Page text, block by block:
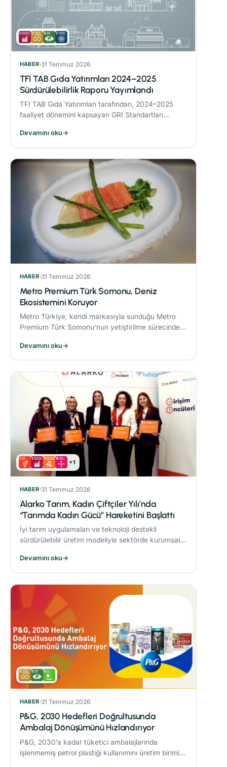
HABER 31 Temmuz 2026
TFI TAB Gıda Yatırımları 2024–2025
Sürdürülebilirlik Raporu Yayımlandı
TFI TAB Gıda Yatırımları tarafından, 2024–2025
faaliyet dönemini kapsayan GRI Standartları
Devamını oku→
HABER 31 Temmuz 2026
Metro Premium Türk Somonu, Deniz
Ekosistemini Koruyor
Metro Türkiye, kendi markasıyla sunduğu Metro
Premium Türk Somonu’nun yetiştirilme sürecinde
uyguluyor.
Devamını oku→
+1
HABER 31 Temmuz 2026
Alarko Tarım, Kadın Çiftçiler Yılı’nda
“Tarımda Kadın Gücü” Hareketini Başlattı
İyi tarım uygulamaları ve teknoloji destekli
sürdürülebilir üretim modeliyle sektörde kurumsal
üçüncü yılında “Tarımda Kadın Gücü” hareketi
başlatıyor.
Devamını oku→
HABER 31 Temmuz 2026
P&G, 2030 Hedefleri Doğrultusunda
Ambalaj Dönüşümünü Hızlandırıyor
P&G, 2030’a kadar tüketici ambalajlarında
işlenmemiş petrol plastiği kullanımını üretim birimi